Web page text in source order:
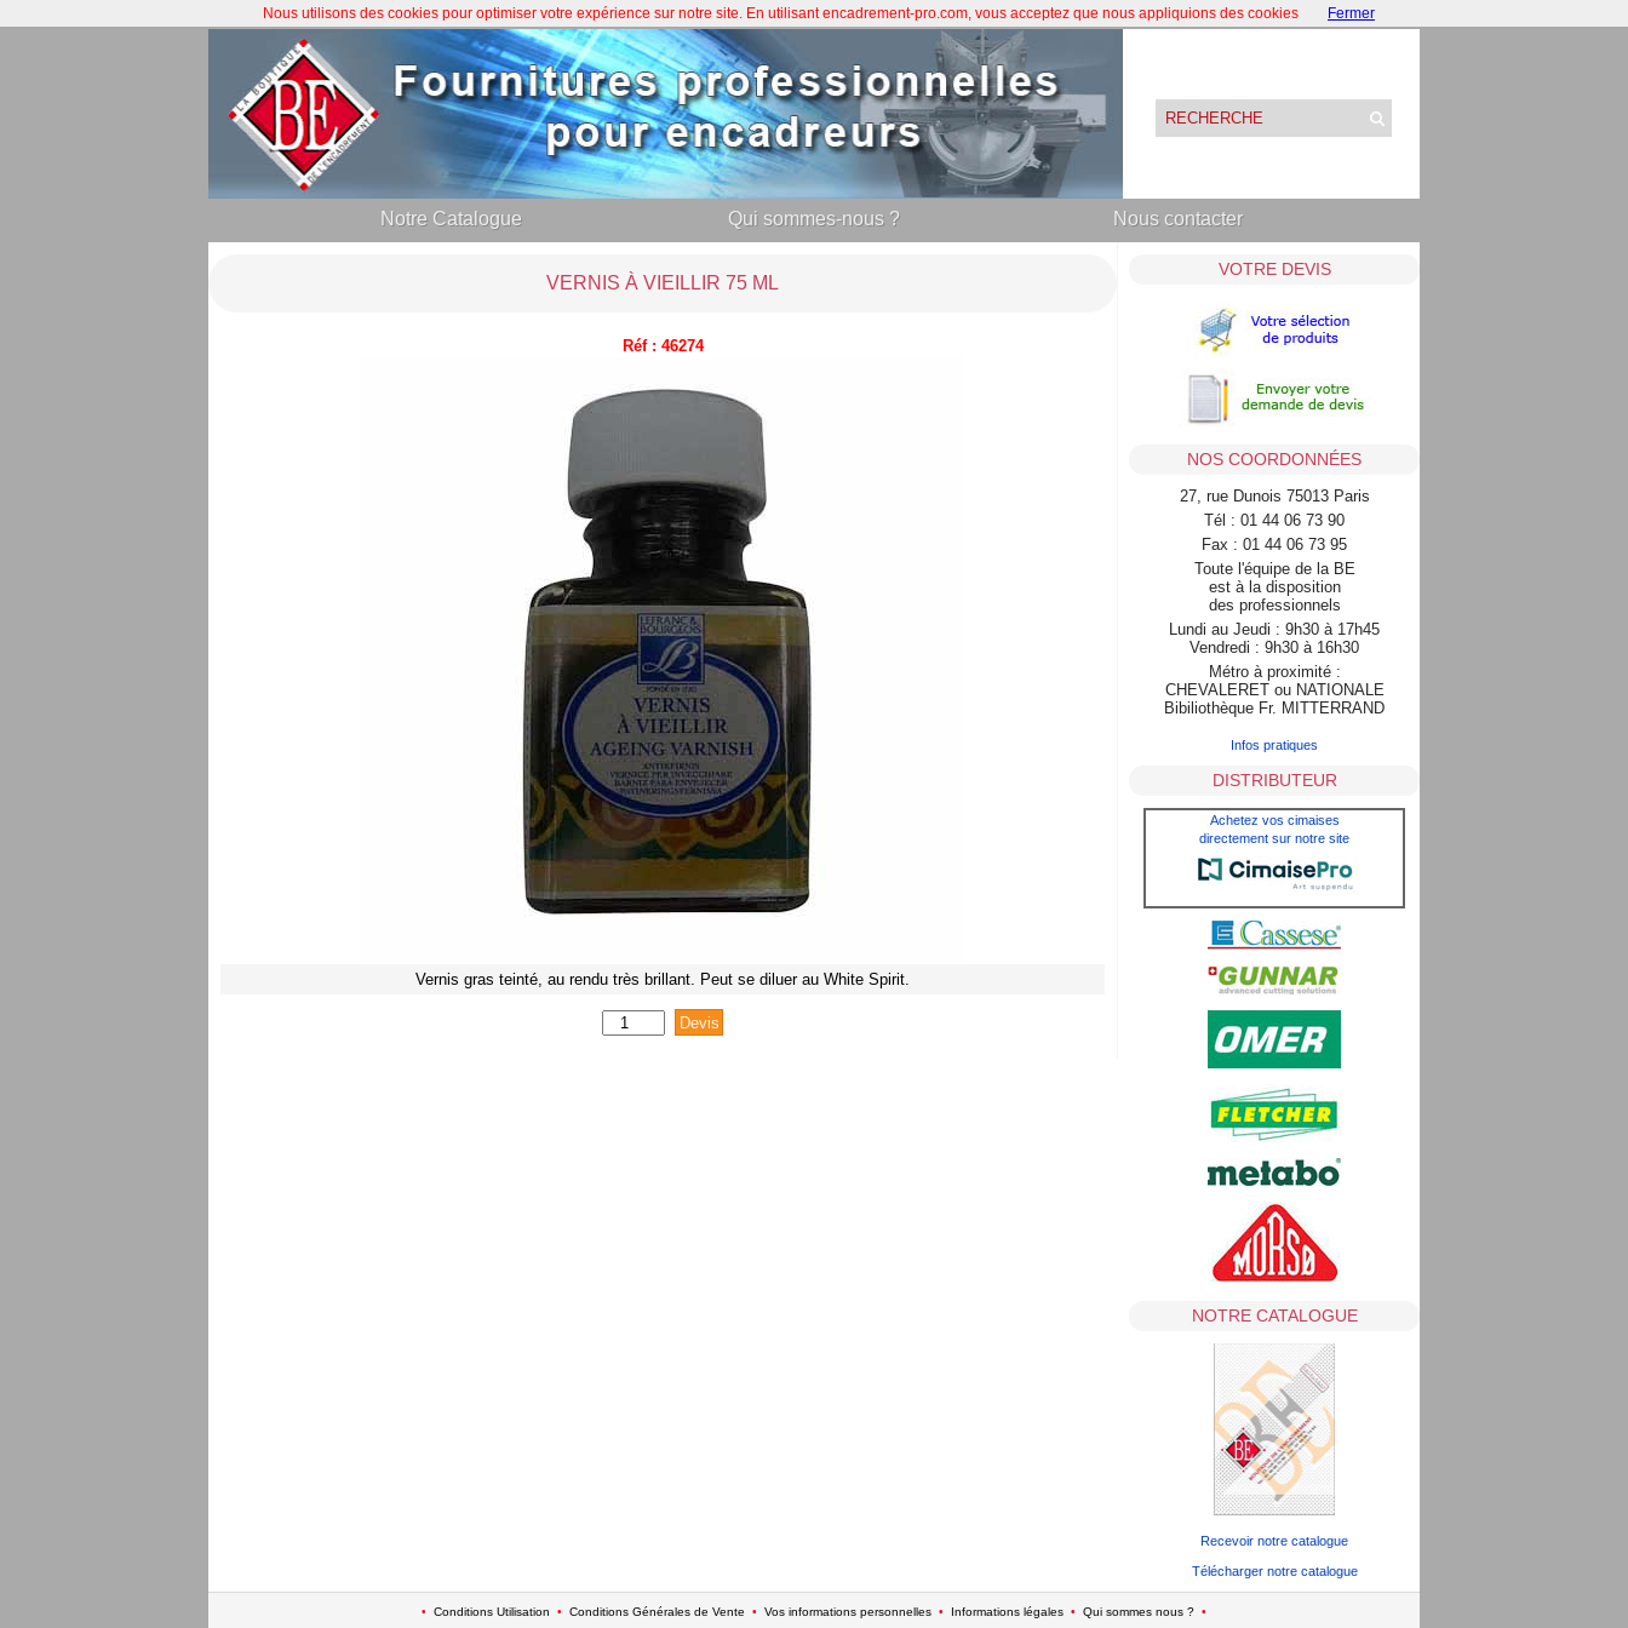
Notre Catalogue Qui sommes-nous ? Nous contacter
VERNIS À VIEILLIR 75 ML
Réf : 46274
Vernis gras teinté, au rendu très brillant. Peut se diluer au White Spirit.
VOTRE DEVIS
NOS COORDONNÉES
27, rue Dunois 75013 Paris
Tél : 01 44 06 73 90
Fax : 01 44 06 73 95
Toute l'équipe de la BE
est à la disposition
des professionnels
Lundi au Jeudi : 9h30 à 17h45
Vendredi : 9h30 à 16h30
Métro à proximité :
CHEVALERET ou NATIONALE
Bibiliothèque Fr. MITTERRAND
Infos pratiques
DISTRIBUTEUR
Achetez vos cimaises
directement sur notre site
NOTRE CATALOGUE
Recevoir notre catalogue
Télécharger notre catalogue
• Conditions Utilisation • Conditions Générales de Vente • Vos informations personnelles • Informations légales • Qui sommes nous ? •
Nous utilisons des cookies pour optimiser votre expérience sur notre site. En utilisant encadrement-pro.com, vous acceptez que nous appliquions des cookies Fermer